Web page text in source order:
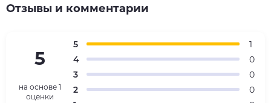
Отзывы и комментарии
5
на основе 1
оценки
5
1
4
0
3
0
2
0